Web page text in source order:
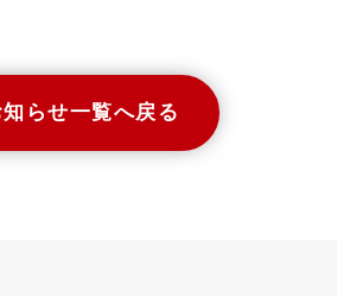
知らせ一覧へ戻る